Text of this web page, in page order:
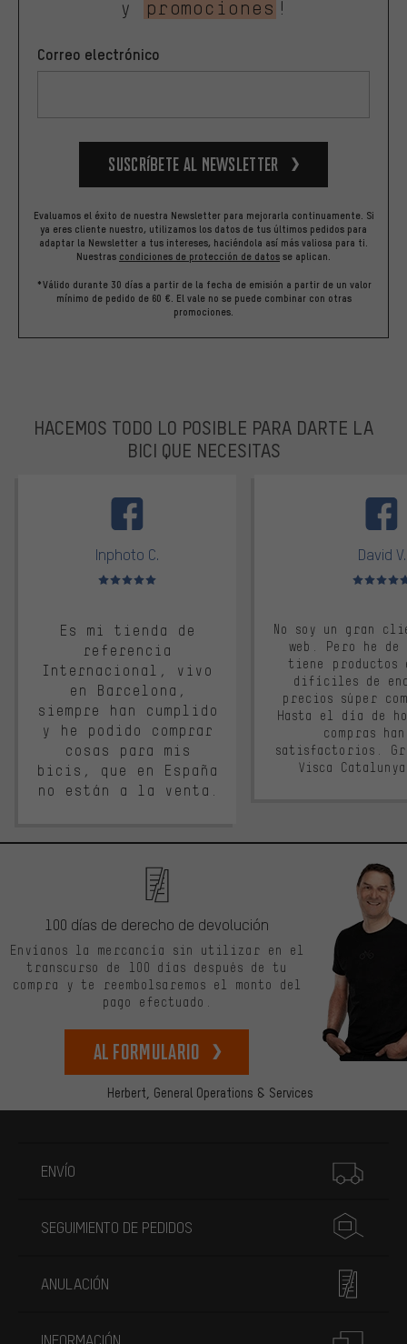
y promociones !
Correo electrónico
Suscríbete al newsletter
Evaluamos el éxito de nuestra Newsletter para mejorarla continuamente. Si
ya eres cliente nuestro, utilizamos los datos de tus últimos pedidos para
adaptar la Newsletter a tus intereses, haciéndola así más valiosa para ti.
Nuestras condiciones de protección de datos se aplican.
*Válido durante 30 días a partir de la fecha de emisión a partir de un valor
mínimo de pedido de 60 €. El vale no se puede combinar con otras
promociones.
HACEMOS TODO LO POSIBLE PARA DARTE LA
BICI QUE NECESITAS
Inphoto C.
Valoración media: 5 de 5
Es mi tienda de
referencia
Internacional, vivo
en Barcelona,
siempre han cumplido
y he podido comprar
cosas para mis
bicis, que en España
no están a la venta.
David V.
Valoración
No soy un gran
web. Pero he
tiene productos
difíciles de
precios súper
Hasta el día de
compras
satisfactorios.
Visca
Herbert, General Operations & Services
100 días de derecho de devolución
Envíanos la mercancía sin utilizar en el
transcurso de 100 días después de tu
compra y te reembolsaremos el monto del
pago efectuado.
Al formulario
ENVÍO
SEGUIMIENTO DE PEDIDOS
ANULACIÓN